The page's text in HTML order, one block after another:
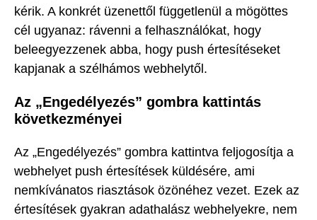
kérik. A konkrét üzenettől függetlenül a mögöttes
cél ugyanaz: rávenni a felhasználókat, hogy
beleegyezzenek abba, hogy push értesítéseket
kapjanak a szélhámos webhelytől.
Az „Engedélyezés” gombra kattintás
következményei
Az „Engedélyezés” gombra kattintva feljogosítja a
webhelyet push értesítések küldésére, ami
nemkívánatos riasztások özönéhez vezet. Ezek az
értesítések gyakran adathalász webhelyekre, nem